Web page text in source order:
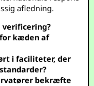
afledning.
verificering?
kæden af
i faciliteter, der
bekræfte